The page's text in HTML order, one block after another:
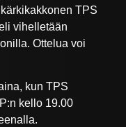
TPS
vihelletään
Ottelua voi
kun TPS
kello 19.00